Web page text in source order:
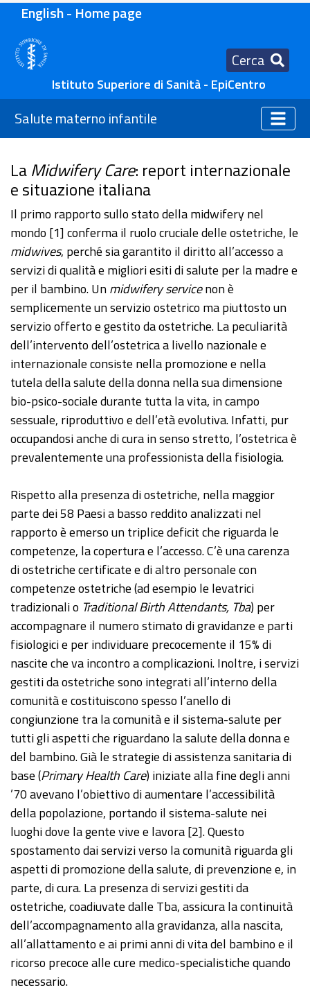
English - Home page
Cerca
Istituto Superiore di Sanità - EpiCentro
Salute materno infantile
LaMidwifery Care: report internazionale
e situazione italiana
Il primo rapporto sullo stato della midwifery nel
mondo [1] conferma il ruolo cruciale delle ostetriche, le
midwives, perché sia garantito il diritto all’accesso a
servizi di qualità e migliori esiti di salute per la madre e
per il bambino. Unmidwifery servicenon è
semplicemente un servizio ostetrico ma piuttosto un
servizio offerto e gestito da ostetriche. La peculiarità
dell’intervento dell’ostetrica a livello nazionale e
internazionale consiste nella promozione e nella
tutela della salute della donna nella sua dimensione
bio-psico-sociale durante tutta la vita, in campo
sessuale, riproduttivo e dell’età evolutiva. Infatti, pur
occupandosi anche di cura in senso stretto, l’ostetrica è
prevalentemente una professionista della fisiologia.
Rispetto alla presenza di ostetriche, nella maggior
parte dei 58 Paesi a basso reddito analizzati nel
rapporto è emerso un triplice deficit che riguarda le
competenze, la copertura e l’accesso. C’è una carenza
di ostetriche certificate e di altro personale con
competenze ostetriche (ad esempio le levatrici
tradizionali o Traditional Birth Attendants, Tba) per
accompagnare il numero stimato di gravidanze e parti
fisiologici e per individuare precocemente il 15% di
nascite che va incontro a complicazioni. Inoltre, i servizi
gestiti da ostetriche sono integrati all’interno della
comunità e costituiscono spesso l’anello di
congiunzione tra la comunità e il sistema-salute per
tutti gli aspetti che riguardano la salute della donna e
del bambino. Già le strategie di assistenza sanitaria di
base (Primary Health Care) iniziate alla fine degli anni
’70 avevano l’obiettivo di aumentare l’accessibilità
della popolazione, portando il sistema-salute nei
luoghi dove la gente vive e lavora [2]. Questo
spostamento dai servizi verso la comunità riguarda gli
aspetti di promozione della salute, di prevenzione e, in
parte, di cura. La presenza di servizi gestiti da
ostetriche, coadiuvate dalle Tba, assicura la continuità
dell’accompagnamento alla gravidanza, alla nascita,
all’allattamento e ai primi anni di vita del bambino e il
ricorso precoce alle cure medico-specialistiche quando
necessario.